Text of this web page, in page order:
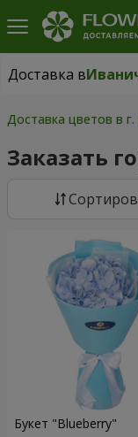
Доставка в
Доставка в
Доставка цветов в
Заказать
Букет "Blueberry"